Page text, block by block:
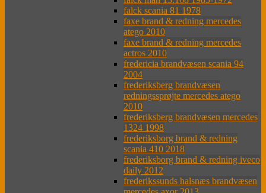
falck scania 81 1978
faxe brand & redning mercedes
atego 2010
faxe brand & redning mercedes
actros 2010
fredericia brandvæsen scania 94
2004
frederiksberg brandvæsen
redningssprøjte mercedes atego
2010
frederiksberg brandvæsen mercedes
1324 1998
frederiksborg brand & redning
scania 410 2018
frederiksborg brand & redning iveco
daily 2012
frederikssunds halsnæs brandvæsen